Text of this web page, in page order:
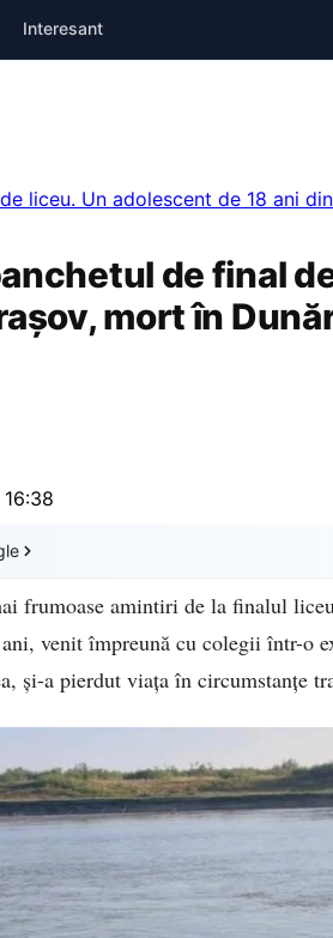
Interesant
liceu. Un adolescent de 18 ani
de final
mort în
frumoase amintiri de la finalul
venit împreună cu colegii într-o
și-a pierdut viața în circumstanțe